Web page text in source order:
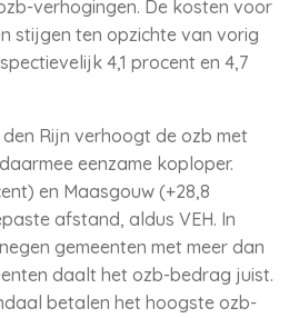
verhogingen. De kosten voor
stijgen ten opzichte van vorig
4,1 procent en 4,7
Rijn verhoogt de ozb met
eenzame koploper.
en Maasgouw (+28,8
afstand, aldus VEH. In
gemeenten met meer dan
daalt het ozb-bedrag juist.
betalen het hoogste ozb-